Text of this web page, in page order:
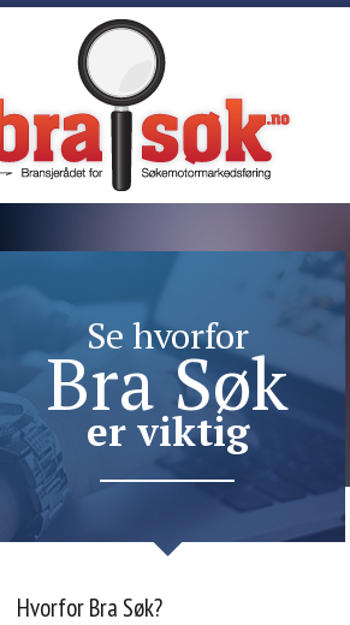
Se hvorfor
Bra Søk
er viktig
Hvorfor Bra Søk?